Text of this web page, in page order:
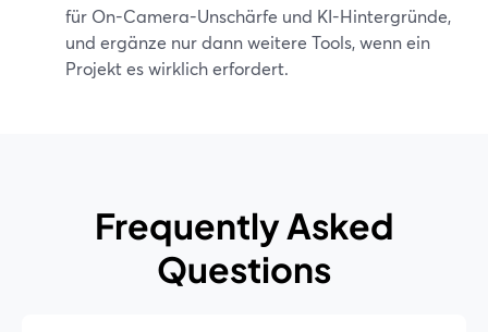
für On-Camera-Unschärfe und KI-Hintergründe,
und ergänze nur dann weitere Tools, wenn ein
Projekt es wirklich erfordert.
Frequently Asked
Questions